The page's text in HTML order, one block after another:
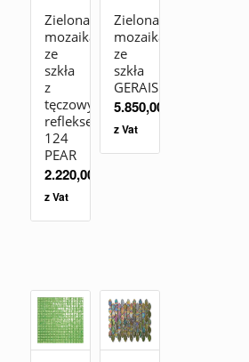
Zielona
mozaika
ze
szkła
z
tęczowym
refleksem
124
PEAR
2.220,00
z Vat
Zielona
mozaika
ze
szkła
GERAIS
5.850,00
z Vat